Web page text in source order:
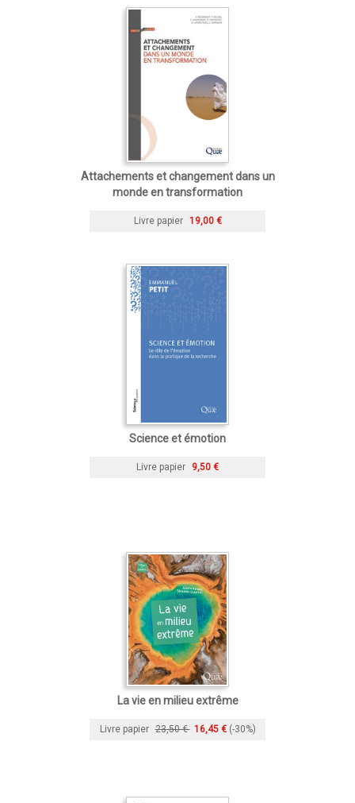
Attachements et changement dans un
monde en transformation
Livre papier 19,00 €
Science et émotion
Livre papier 9,50 €
La vie en milieu extrême
Livre papier 23,50 € 16,45 € (-30%)